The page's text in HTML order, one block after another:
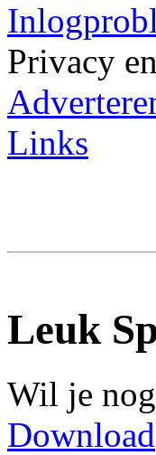
Privacy
Links
Leuk
Wil je nog
Download